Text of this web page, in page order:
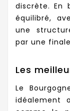
discrète. En
équilibré,
une
par une
Les
Le
idéalement